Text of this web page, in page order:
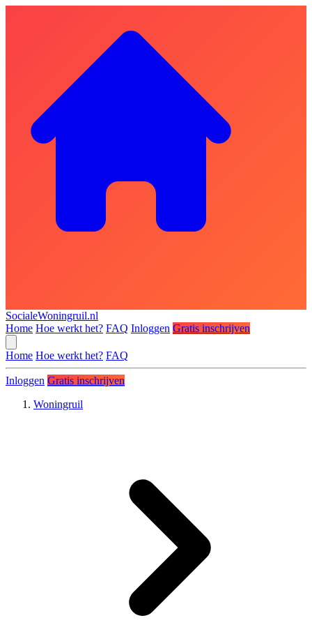
SocialeWoningruil.nl
Home Hoe werkt het? FAQ Inloggen Gratis inschrijven
Home Hoe werkt het? FAQ
Inloggen Gratis inschrijven
Woningruil